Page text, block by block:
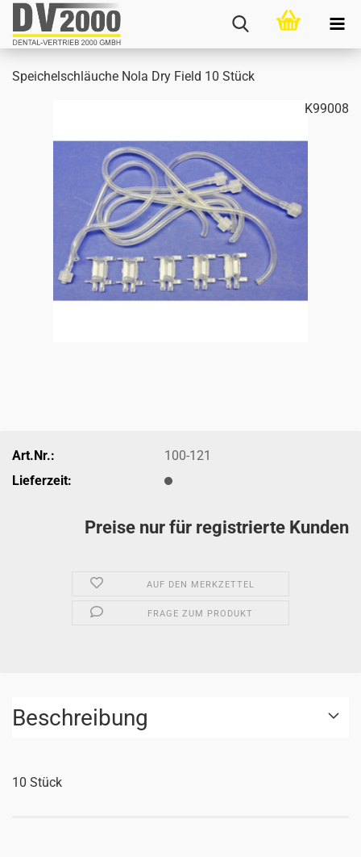
Spei­chel­schläu­che Nola Dry Field 10 Stück
K99008
Art.Nr.:
100-121
Lieferzeit:
Preise nur für registrierte Kunden
AUF DEN MERKZETTEL
FRAGE ZUM PRODUKT
Beschreibung
10 Stück